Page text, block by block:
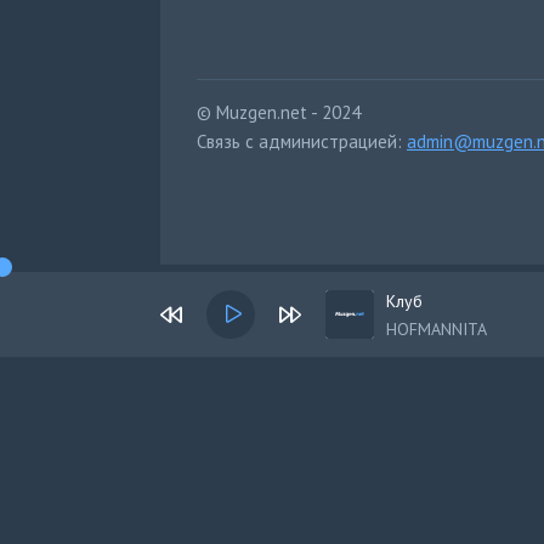
© Muzgen.net - 2024
Связь с администрацией:
Клуб
HOFMANNITA